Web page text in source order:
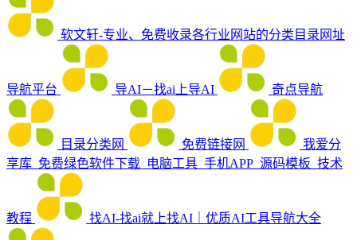
软文轩-专业、免费收录各行业网站的分类目录网址
导航平台 导AI－找ai上导AI 奇点导航
目录分类网 免费链接网
我爱分
享库_免费绿色软件下载_电脑工具_手机APP_源码模板_技术
教程 找AI-找ai就上找AI｜优质AI工具导航大全